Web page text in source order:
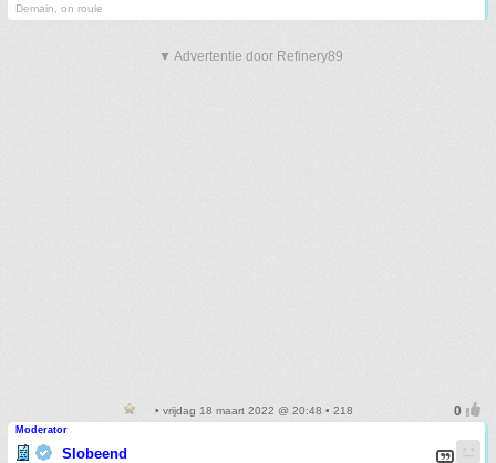
Demain, on roule
▼ Advertentie door Refinery89
• vrijdag 18 maart 2022 @ 20:48 • 218
Moderator
Slobeend